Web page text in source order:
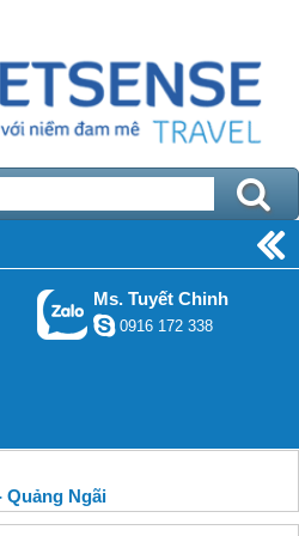
Ms. Tuyết Chinh
0916 172 338
Quảng Ngãi